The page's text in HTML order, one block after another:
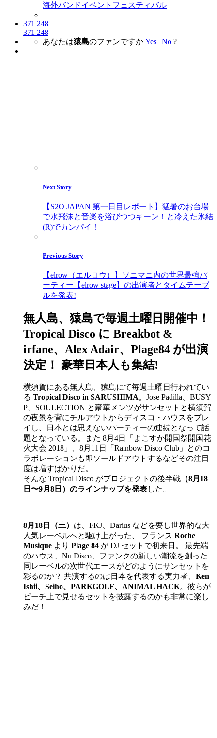
海外バンドイベント フェスティバル
371 248
371 248
あなたは猿島のファンですか Yes | No ?
Next Story
【S2O JAPAN 第一日目レポート】猛暑のお台場
で水飛沫と音楽を浴びつつキーン！と冷えた氷結
(R)でカンパイ！
Previous Story
【elrow（エルロウ）】ソニマニ内の世界最強パ
ーティー【elrow stage】の出演者とタイムテーブ
ルを発表!
無人島、猿島で毎週土曜日開催中！
Tropical Disco に Breakbot &
irfane、Alex Adair、Plage84 が出演
決定！ 豪華日本人も集結!
横須賀にある無人島、猿島にて毎週土曜日行われてい
る Tropical Disco in SARUSHIMA。Jose Padilla、BUSY
P、SOULECTION と豪華メンツがサンセットと横須賀
の夜景を背にチルアウトからディスコ・ハウスをプレ
イし、日本とは思えないパーティーの連続となって話
題となっている。また 8月4日「よこすか開国祭開国花
火大会 2018」、8月11日「Rainbow Disco Club」とのコ
ラボレーションも即ソールドアウトするなどその注目
度は増すばかりだ。
そんな Tropical Disco がプロジェクトの後半戦 （8月18
日〜9月8日）のラインナップを発表した。
8月18日（土） は、FKJ、Darius などを要し世界的な大
人気レーベルへと駆け上がった、 フランス Roche
Musique より Plage 84 が DJ セットで初来日。 最先端
のハウス、Nu Disco、ファンクの新しい潮流を創った
同レーベルの次世代エースがどのようにサンセットを
彩るのか？ 共演するのは日本を代表する実力者、 Ken
Ishii、Seiho、PARKGOLF、ANIMAL HACK。彼らが
ビーチ上で見せるセットを披露するのかも非常に楽し
みだ！